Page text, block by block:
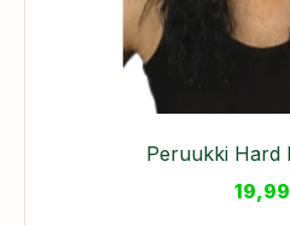
Peruukki Hard
19,99